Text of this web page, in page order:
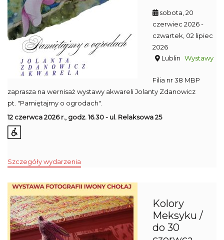
sobota, 20
czerwiec 2026-
czwartek, 02 lipiec
2026
Lublin Wystawy
Filia nr 38 MBP
zaprasza na wernisaż wystawy akwareli Jolanty Zdanowicz
pt. "Pamiętajmy o ogrodach".
12 czerwca 2026 r., godz. 16.30 - ul. Relaksowa 25
Szczegóły wydarzenia
Kolory
Meksyku /
do 30